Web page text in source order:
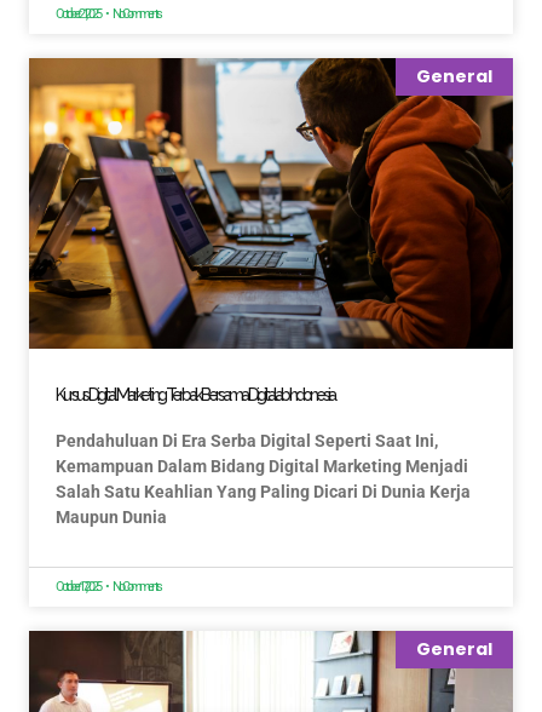
October 21, 2025 No Comments
General
Kursus Digital Marketing Terbaik Bersama Digitalab Indonesia
Pendahuluan Di Era Serba Digital Seperti Saat Ini,
Kemampuan Dalam Bidang Digital Marketing Menjadi
Salah Satu Keahlian Yang Paling Dicari Di Dunia Kerja
Maupun Dunia
October 17, 2025 No Comments
General